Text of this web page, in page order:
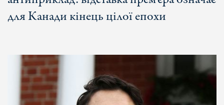
для Канади кінець цілої епохи